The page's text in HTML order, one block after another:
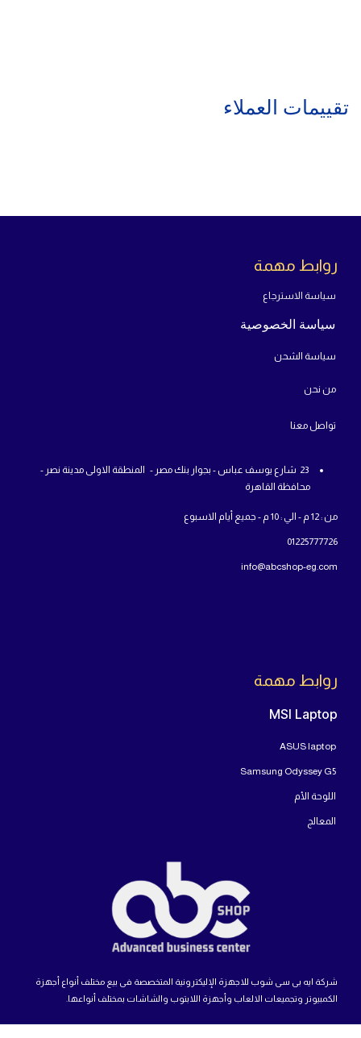
تقييمات العملاء
روابط مهمة
سياسة الاسترجاع
سياسة الخصوصية
سياسة الشحن
من نحن
تواص ل معنا
23 شارع يوسف عباس - بجوار بنك مصر - المنطقة الاولى مدينة نصر -
محافظة القاهرة
من : 12 م - الي : 10 م - جميع أيام الاسبوع
01225777726
info@abcshop-eg.com
روابط مهمة
MSI Laptop
ASUS laptop
Samsung Odyssey G5
اللوحة الأم
المعالج
شركة ايه بى سى شوب للاجهزة الإليكترونية المتخصصة فى بيع مختلف أنواع أجهزة
الكمبيوتر وتجميعات الالعاب وأجهزة اللابتوب والشاشات بمختلف أنواعها.